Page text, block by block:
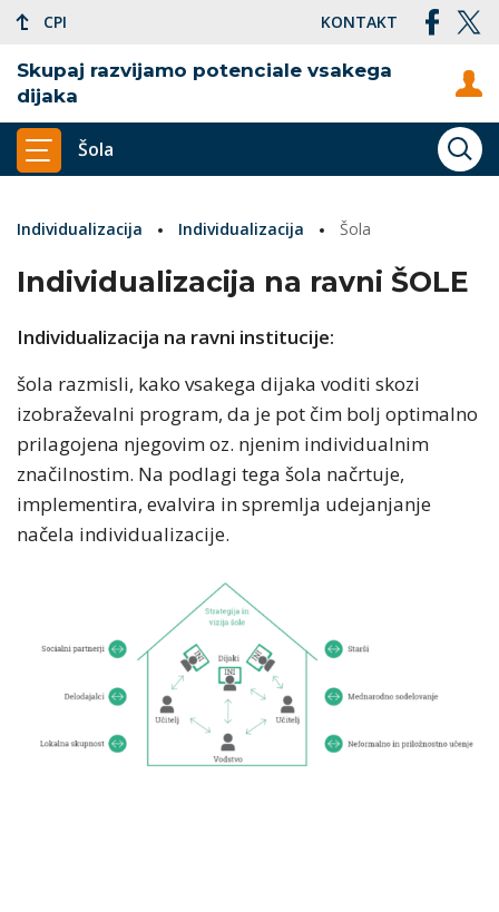
Skupaj razvijamo potenciale vsakega
dijaka
CPI KONTAKT
PRIKAŽI GLAVNI MENI
Šola
Individualizacija Individualizacija Šola
Individualizacija na ravni ŠOLE
Individualizacija na ravni institucije:
šola razmisli, kako vsakega dijaka voditi skozi
izobraževalni program, da je pot čim bolj optimalno
prilagojena njegovim oz. njenim individualnim
značilnostim. Na podlagi tega šola načrtuje,
implementira, evalvira in spremlja udejanjanje
načela individualizacije.